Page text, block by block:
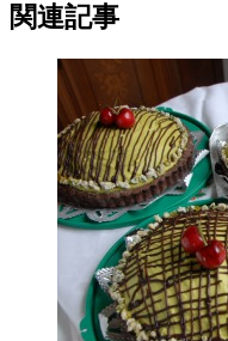
関連記事